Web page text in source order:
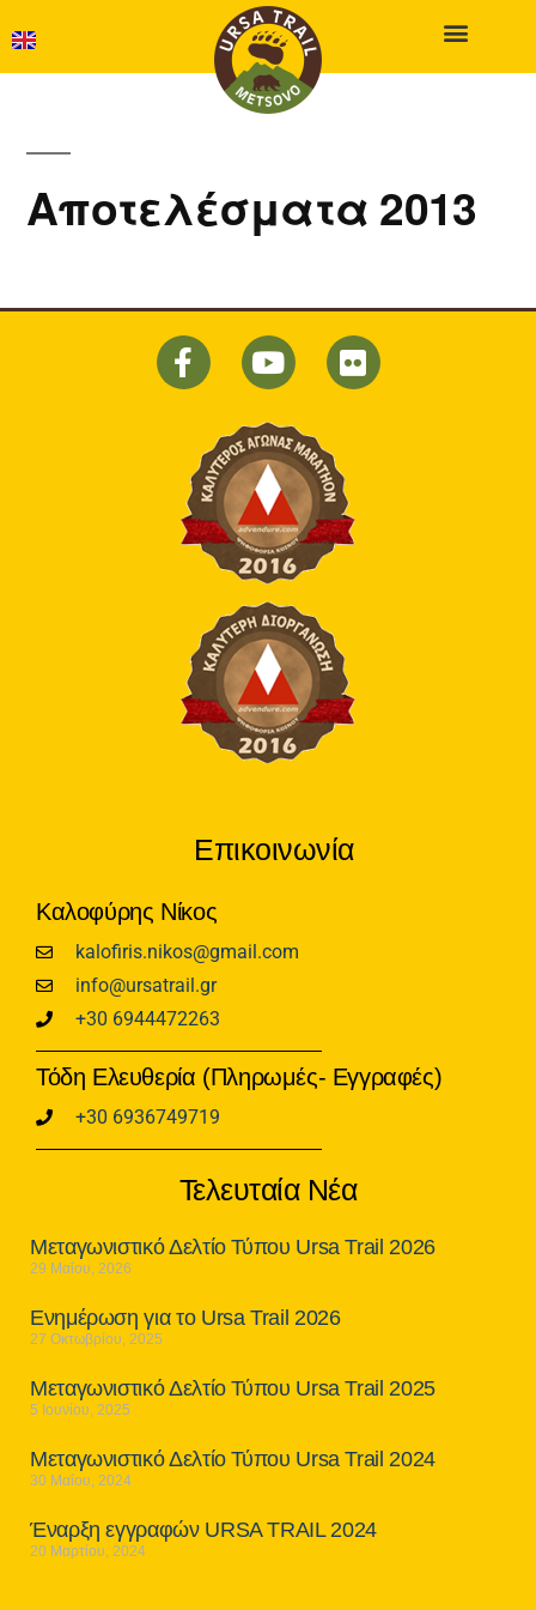
Αποτελέσματα 2013
Επικοινωνία
Καλοφύρης Νίκος
kalofiris.nikos@gmail.com
info@ursatrail.gr
+30 6944472263
Τόδη Ελευθερία (Πληρωμές- Εγγραφές)
+30 6936749719
Τελευταία Νέα
Μεταγωνιστικό Δελτίο Τύπου Ursa Trail 2026
29 Μαΐου, 2026
Ενημέρωση για το Ursa Trail 2026
27 Οκτωβρίου, 2025
Μεταγωνιστικό Δελτίο Τύπου Ursa Trail 2025
5 Ιουνίου, 2025
Μεταγωνιστικό Δελτίο Τύπου Ursa Trail 2024
30 Μαΐου, 2024
Έναρξη εγγραφών URSA TRAIL 2024
20 Μαρτίου, 2024